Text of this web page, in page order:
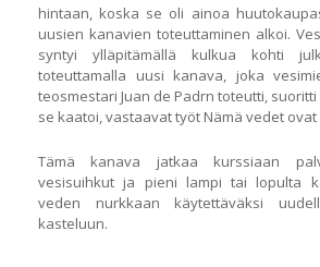
hintaan, koska se oli ainoa
uusien kanavien toteuttaminen alkoi.
syntyi ylläpitämällä kulkua kohti
toteuttamalla uusi kanava, joka
teosmestari Juan de Padrn toteutti,
se kaatoi, vastaavat työt Nämä vedet
Tämä kanava jatkaa kurssiaan
vesisuihkut ja pieni lampi tai lopulta
veden nurkkaan käytettäväksi
kasteluun.